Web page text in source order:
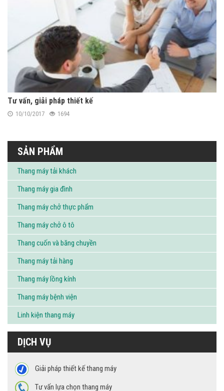
Tư vấn, giải pháp thiết kế
10/10/2017 1694
SẢN PHẨM
Thang máy tải khách
Thang máy gia đình
Thang máy chở thực phẩm
Thang máy chở ô tô
Thang cuốn và băng chuyền
Thang máy tải hàng
Thang máy lồng kính
Thang máy bệnh viện
Linh kiện thang máy
DỊCH VỤ
Giải pháp thiết kế thang máy
Tư vấn lựa chọn thang máy